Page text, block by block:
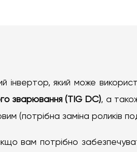
інвертор, який може
зварювання (TIG DC), а
(потрібна заміна роликів
вам потрібно